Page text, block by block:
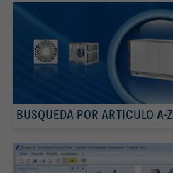
BUSQUEDA POR ARTICULO A-Z